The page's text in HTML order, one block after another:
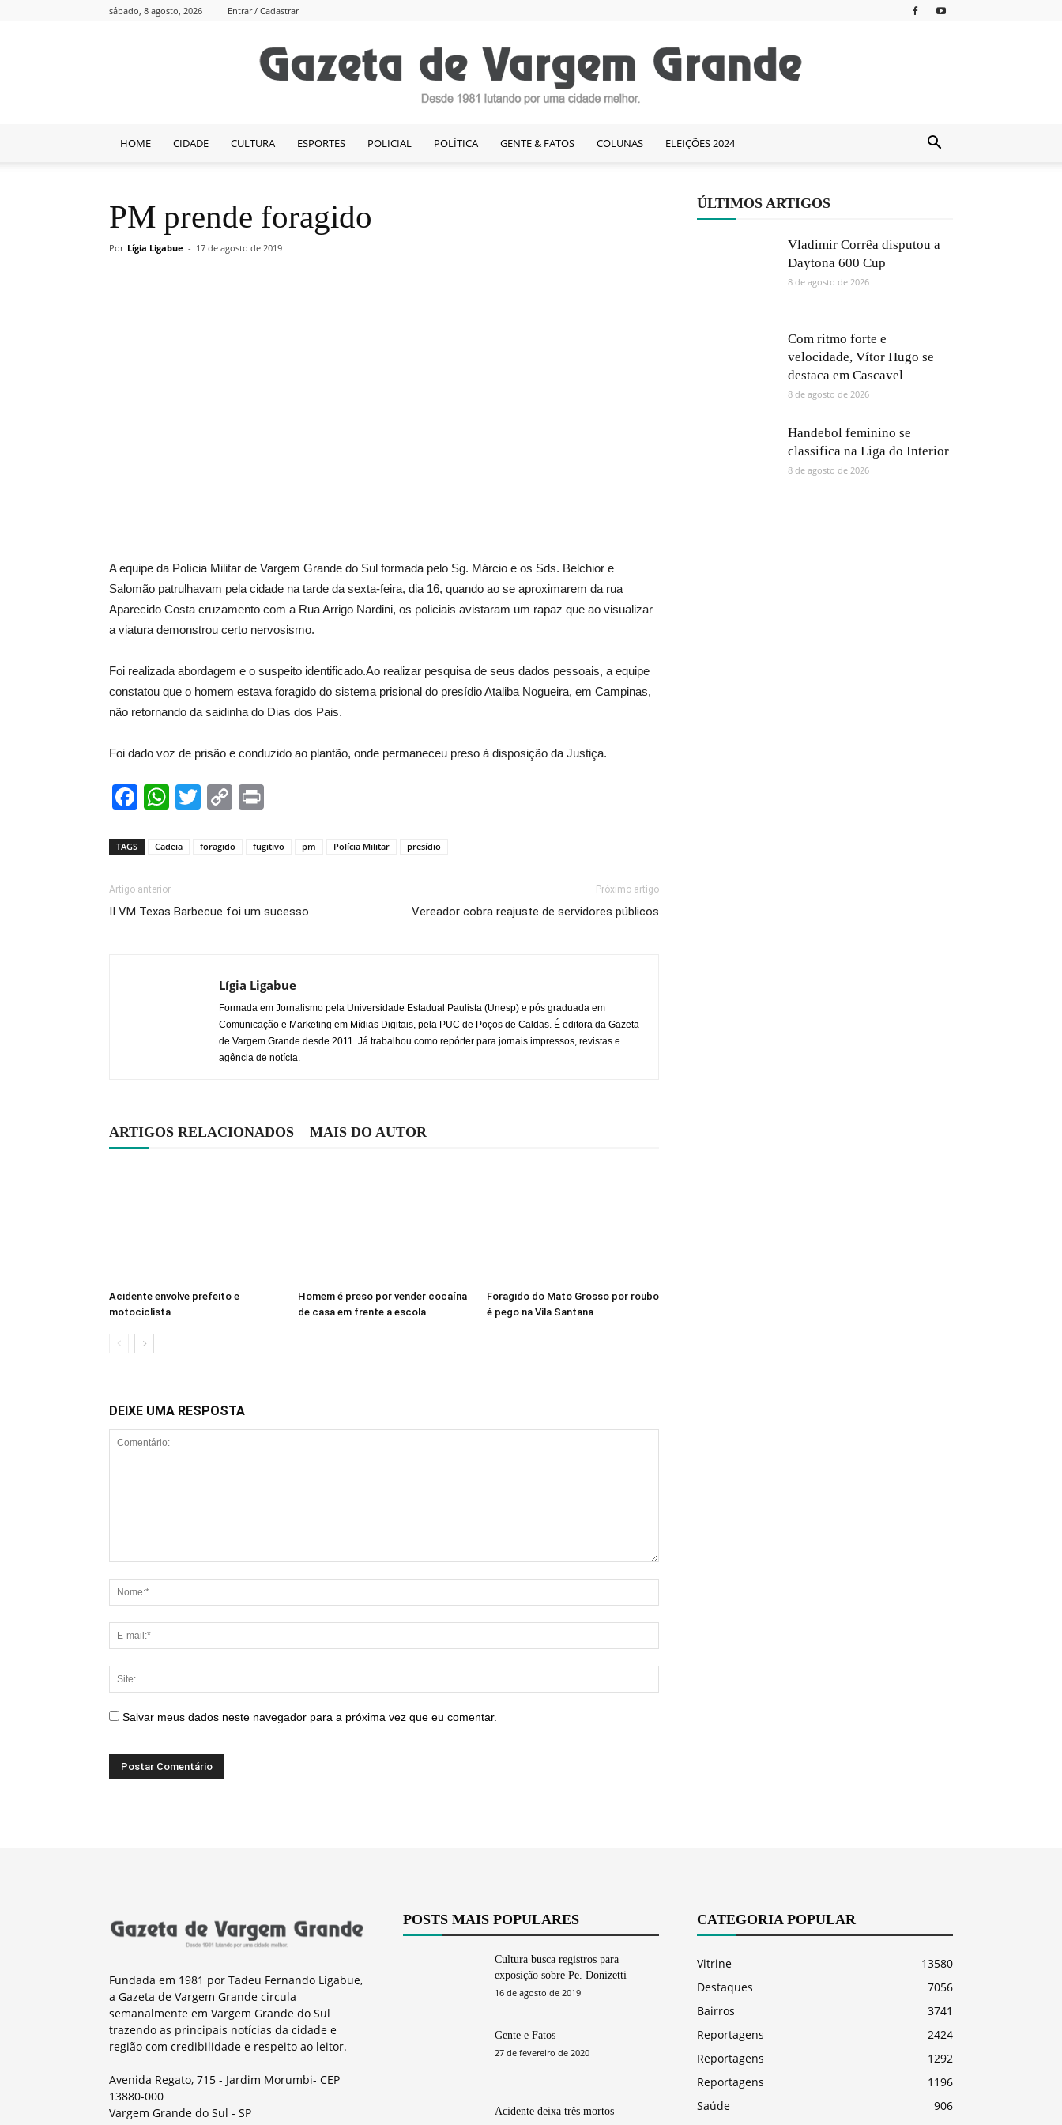
sábado, 8 agosto, 2026 Entrar / Cadastrar
HOME CIDADE CULTURA ESPORTES POLICIAL POLÍTICA GENTE & FATOS COLUNAS ELEIÇÕES 2024
PM prende foragido
Por Lígia Ligabue - 17 de agosto de 2019
A equipe da Polícia Militar de Vargem Grande do Sul formada pelo Sg. Márcio e os Sds. Belchior e
Salomão patrulhavam pela cidade na tarde da sexta-feira, dia 16, quando ao se aproximarem da rua
Aparecido Costa cruzamento com a Rua Arrigo Nardini, os policiais avistaram um rapaz que ao visualizar
a viatura demonstrou certo nervosismo.
Foi realizada abordagem e o suspeito identificado.Ao realizar pesquisa de seus dados pessoais, a equipe
constatou que o homem estava foragido do sistema prisional do presídio Ataliba Nogueira, em Campinas,
não retornando da saidinha do Dias dos Pais.
Foi dado voz de prisão e conduzido ao plantão, onde permaneceu preso à disposição da Justiça.
Facebook
WhatsApp
TwitterCopy
TAGS Cadeia foragido fugitivo pm Polícia Militar presídio
Artigo anterior
II VM Texas Barbecue foi um sucesso
Próximo artigo
Vereador cobra reajuste de servidores públicos
Lígia Ligabue
Formada em Jornalismo pela Universidade Estadual Paulista (Unesp) e pós graduada em
Comunicação e Marketing em Mídias Digitais, pela PUC de Poços de Caldas. É editora da Gazeta
de Vargem Grande desde 2011. Já trabalhou como repórter para jornais impressos, revistas e
agência de notícia.
ARTIGOS RELACIONADOS MAIS DO AUTOR
Acidente envolve prefeito e
motociclista
Homem é preso por vender cocaína
de casa em frente a escola
Foragido do Mato Grosso por roubo
é pego na Vila Santana
DEIXE UMA RESPOSTA
Salvar meus dados neste navegador para a próxima vez que eu comentar.
ÚLTIMOS ARTIGOS
Vladimir Corrêa disputou a
Daytona 600 Cup
8 de agosto de 2026
Com ritmo forte e
velocidade, Vítor Hugo se
destaca em Cascavel
8 de agosto de 2026
Handebol feminino se
classifica na Liga do Interior
8 de agosto de 2026
Fundada em 1981 por Tadeu Fernando Ligabue,
a Gazeta de Vargem Grande circula
semanalmente em Vargem Grande do Sul
trazendo as principais notícias da cidade e
região com credibilidade e respeito ao leitor.
Avenida Regato, 715 - Jardim Morumbi- CEP
13880-000
Vargem Grande do Sul - SP
POSTS MAIS POPULARES
Cultura busca registros para
exposição sobre Pe. Donizetti
16 de agosto de 2019
Gente e Fatos
27 de fevereiro de 2020
Acidente deixa três mortos
CATEGORIA POPULAR
Vitrine
13580
Destaques
7056
Bairros
3741
Reportagens
2424
Reportagens
1292
Reportagens
1196
Saúde
906